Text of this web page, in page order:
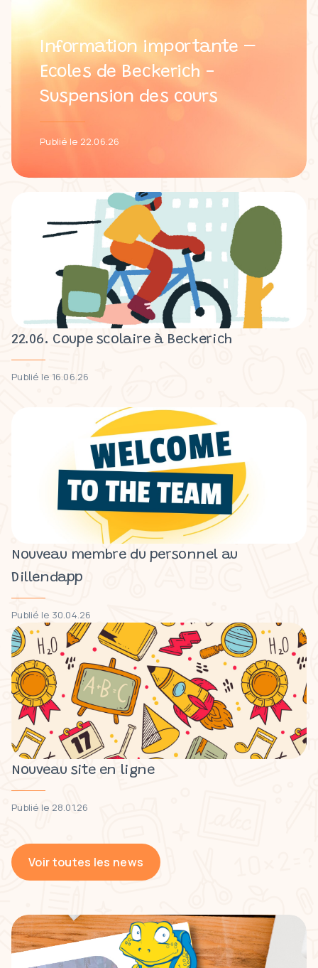
Information importante –
Ecoles de Beckerich -
Suspension des cours
Publié le 22.06.26
22.06. Coupe scolaire à Beckerich
Publié le 16.06.26
Nouveau membre du personnel au
Dillendapp
Publié le 30.04.26
Nouveau site en ligne
Publié le 28.01.26
Voir toutes les news